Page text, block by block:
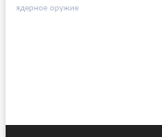
ядерное оружие